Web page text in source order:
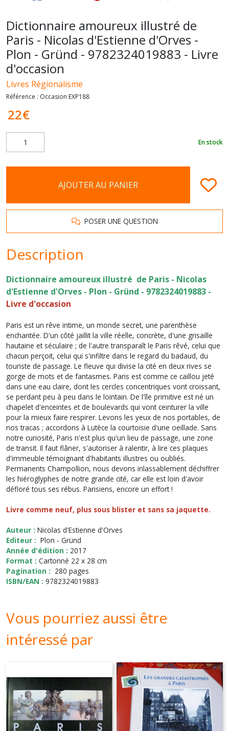
Dictionnaire amoureux illustré de
Paris - Nicolas d'Estienne d'Orves -
Plon - Gründ - 9782324019883 - Livre
d'occasion
Livres Régionalisme
Référence : Occasion EXP188
22€
En stock
AJOUTER AU PANIER
POSER UNE QUESTION
Description
Dictionnaire amoureux illustré de Paris - Nicolas
d'Estienne d'Orves - Plon - Gründ - 9782324019883 -
Livre d'occasion
Paris est un rêve intime, un monde secret, une parenthèse
enchantée. D'un côté jaillit la ville réelle, concrète, d'une grisaille
hautaine et séculaire ; de l'autre transparaît le Paris rêvé, celui que
chacun perçoit, celui qui s'infiltre dans le regard du badaud, du
touriste de passage. Le fleuve qui divise la cité en deux rives se
gorge de mots et de fantasmes. Paris est comme ce caillou jeté
dans une eau claire, dont les cercles concentriques vont croissant,
se perdant peu à peu dans le lointain. De l'île primitive est né un
chapelet d'enceintes et de boulevards qui vont ceinturer la ville
pour la mieux faire respirer. Levons les yeux de nos portables, de
nos tracas ; accordons à Lutèce la courtoisie d'une oeillade. Sans
notre curiosité, Paris n'est plus qu'un lieu de passage, une zone
de transit. Il faut flâner, s'autoriser à ralentir, à lire ces plaques
d'immeuble témoignant d'habitants illustres ou oubliés.
Permanents Champollion, nous devons inlassablement déchiffrer
les hiéroglyphes de notre grande cité, car elle est loin d'avoir
défloré tous ses rébus. Parisiens, encore un effort !
Livre comme neuf, plus sous blister et sans sa jaquette.
Auteur : Nicolas d'Estienne d'Orves
Editeur : Plon - Gründ
Année d'édition : 2017
Format : Cartonné 22 x 28 cm
Pagination : 280 pages
ISBN/EAN : 9782324019883
Vous pourriez aussi être
intéressé par